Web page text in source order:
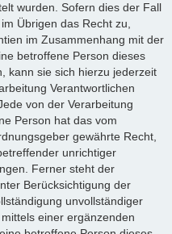
wurden. Sofern dies der Fall
Übrigen das Recht zu,
im Zusammenhang mit der
betroffene Person dieses
kann sie sich hierzu jederzeit
Verantwortlichen
von der Verarbeitung
Person hat das vom
gewährte Recht,
unrichtiger
Ferner steht der
Berücksichtigung der
unvollständiger
einer ergänzenden